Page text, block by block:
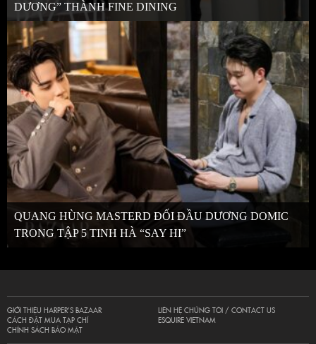
DƯƠNG” THÀNH FINE DINING
QUANG HÙNG MASTERD ĐỐI ĐẦU DƯƠNG DOMIC
TRONG TẬP 5 TINH HÀ “SAY HI”
GIỚI THIỆU HARPER’S BAZAAR
CÁCH ĐẶT MUA TẠP CHÍ
CHÍNH SÁCH BẢO MẬT
LIÊN HỆ CHÚNG TÔI / CONTACT US
ESQUIRE VIETNAM